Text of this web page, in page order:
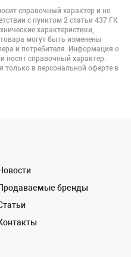
справочный характер и не
с пунктом 2 статьи 437 ГК
характеристики,
могут быть изменены
и потребителя. Информация о
носят справочный характер.
в персональной оферте в
бренды